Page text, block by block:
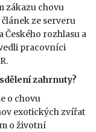
zákazu chovu
ze serveru
Českého rozhlasu a
pracovníci
zahrnuty?
o chovu
exotických zvířat
o životní